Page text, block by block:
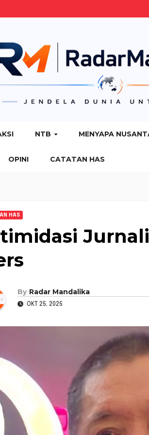
NTB MENYAPA
OPINI CATATAN HAS
HAS
By Radar Mandalika
OKT 25, 2025